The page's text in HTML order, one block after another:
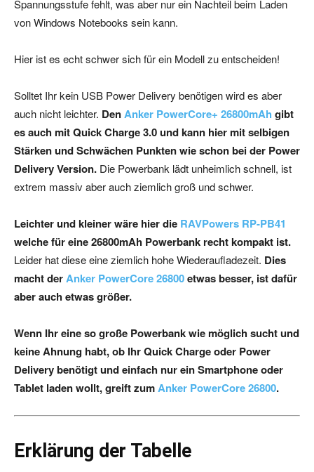
Spannungsstufe fehlt, was aber nur ein Nachteil beim Laden
von Windows Notebooks sein kann.
Hier ist es echt schwer sich für ein Modell zu entscheiden!
Solltet Ihr kein USB Power Delivery benötigen wird es aber
auch nicht leichter. DenAnker PowerCore+ 26800mAh gibt
es auch mit Quick Charge 3.0 und kann hier mit selbigen
Stärken und Schwächen Punkten wie schon bei der Power
Delivery Version. Die Powerbank lädt unheimlich schnell, ist
extrem massiv aber auch ziemlich groß und schwer.
Leichter und kleiner wäre hier die RAVPowers RP-PB41
welche für eine 26800mAh Powerbank recht kompakt ist.
Leider hat diese eine ziemlich hohe Wiederaufladezeit. Dies
macht derAnker PowerCore 26800etwas besser, ist dafür
aber auch etwas größer.
Wenn Ihr eine so große Powerbank wie möglich sucht und
keine Ahnung habt, ob Ihr Quick Charge oder Power
Delivery benötigt und einfach nur ein Smartphone oder
Tablet laden wollt, greift zumAnker PowerCore 26800.
Erklärung der Tabelle